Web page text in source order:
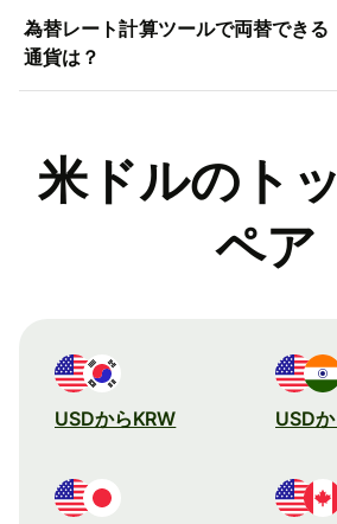
為替レート計算ツールで両替できる
通貨は？
米ドルのト
ペア
USDからKRW USD